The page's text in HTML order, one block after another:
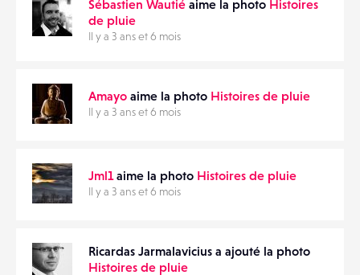
Sébastien Wautié aime la photo Histoires
de pluie
Il y a 3 ans et 6 mois
Amayo aime la photo Histoires de pluie
Il y a 3 ans et 6 mois
Jml1aime la photo Histoires de pluie
Il y a 3 ans et 6 mois
Ricardas Jarmalavicius a ajouté la photo
Histoires de pluie